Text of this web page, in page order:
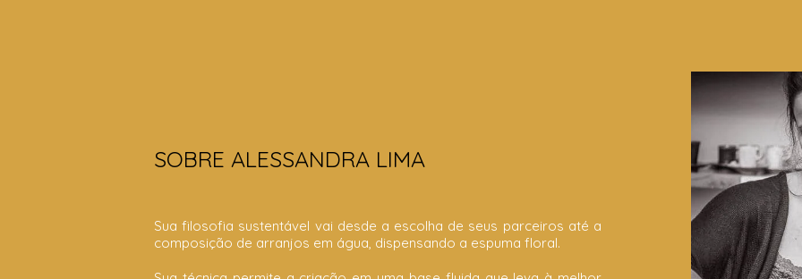
SOBRE ALESSANDRA LIMA
Sua filosofia sustentável vai desde a escolha de seus parceiros até a
composição de arranjos em água, dispensando a espuma floral.